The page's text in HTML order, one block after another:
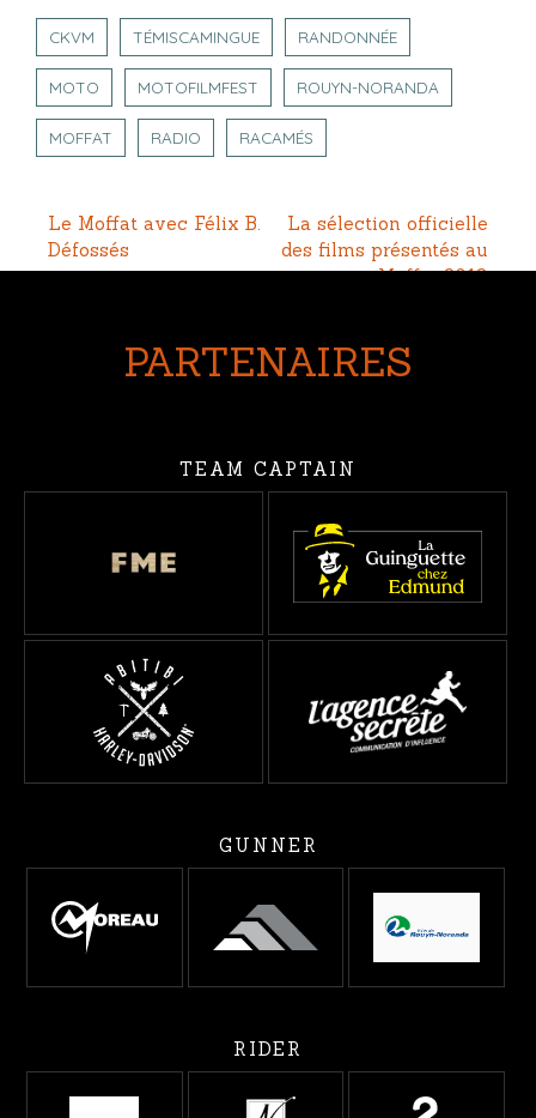
CKVM TÉMISCAMINGUE RANDONNÉE
MOTO MOTOFILMFEST ROUYN-NORANDA
MOFFAT RADIO RACAMÉS
NAVIGATION
DE
Le Moffat avec Félix B.
Défossés
La sélection officielle
des films présentés au
Moffat 2018
PARTENAIRES
TEAM CAPTAIN
GUNNER
RIDER